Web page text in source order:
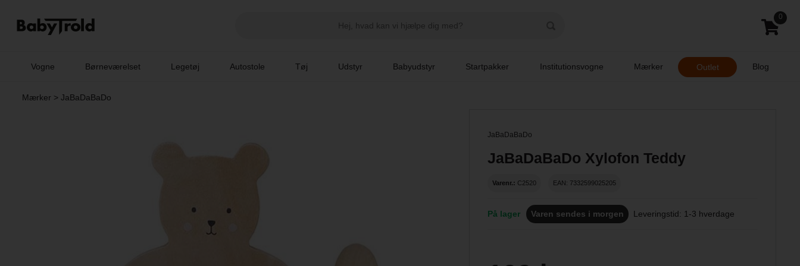
0
Vogne Børneværelset Legetøj Autostole Tøj Udstyr Babyudstyr Startpakker Institutionsvogne Mærker Outlet Blog
Mærker > JaBaDaBaDo
JaBaDaBaDo
JaBaDaBaDo Xylofon Teddy
Varenr.: C2520 EAN: 7332599025205
På lager Varen sendes i morgen Leveringstid: 1-3 hverdage